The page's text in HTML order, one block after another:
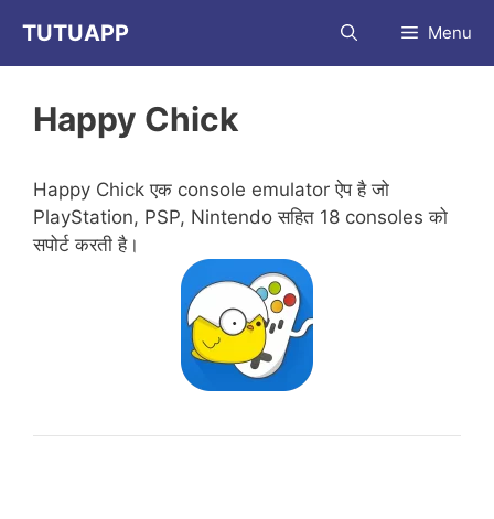
content
TUTUAPP Menu
Happy Chick
Happy Chick एक console emulator ऐप है जो
PlayStation, PSP, Nintendo सहित 18 consoles को
सपोर्ट करती है।